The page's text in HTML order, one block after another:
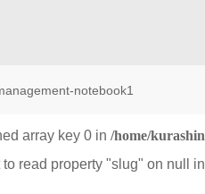
notebook1
array key 0 in /home/
to read property "slug" on null